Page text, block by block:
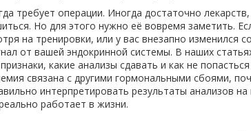
требует операции. Иногда достаточно
Но для этого нужно её вовремя заметить.
на тренировки, или у вас внезапно изменился
от вашей эндокринной системы. В наших
какие анализы сдавать и как не
связана с другими гормональными сбоями,
интерпретировать результаты анализов
работает в жизни.